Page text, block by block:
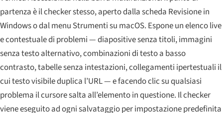
partenza è il checker stesso, aperto dalla scheda Revisione in
Windows o dal menu Strumenti su macOS. Espone un elenco live
e contestuale di problemi — diapositive senza titoli, immagini
senza testo alternativo, combinazioni di testo a basso
contrasto, tabelle senza intestazioni, collegamenti ipertestuali il
cui testo visibile duplica l’URL — e facendo clic su qualsiasi
problema il cursore salta all’elemento in questione. Il checker
viene eseguito ad ogni salvataggio per impostazione predefinita